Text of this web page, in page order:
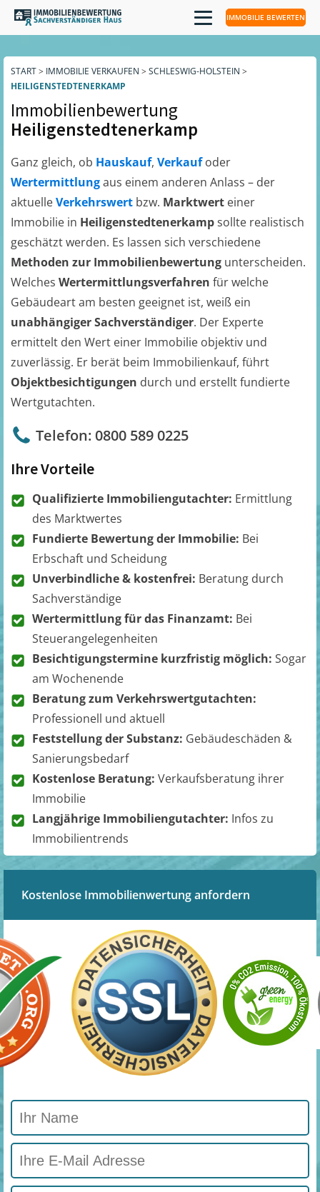
IMMOBILIE BEWERTEN
START> IMMOBILIE VERKAUFEN > SCHLESWIG-HOLSTEIN >
HEILIGENSTEDTENERKAMP
Immobilienbewertung
Heiligenstedtenerkamp
Ganz gleich, ob Hauskauf, Verkaufoder
Wertermittlungaus einem anderen Anlass – der
aktuelleVerkehrswert bzw. Marktwert einer
Immobilie in Heiligenstedtenerkampsollte realistisch
geschätzt werden. Es lassen sich verschiedene
Methoden zur Immobilienbewertung unterscheiden.
Welches Wertermittlungsverfahren für welche
Gebäudeart am besten geeignet ist, weiß ein
unabhängiger Sachverständiger. Der Experte
ermittelt den Wert einer Immobilie objektiv und
zuverlässig. Er berät beim Immobilienkauf, führt
Objektbesichtigungen durch und erstellt fundierte
Wertgutachten.
Telefon: 0800 589 0225
Ihre Vorteile
Qualifizierte Immobiliengutachter: Ermittlung
des Marktwertes
Fundierte Bewertung der Immobilie: Bei
Erbschaft und Scheidung
Unverbindliche & kostenfrei: Beratung durch
Sachverständige
Wertermittlung für das Finanzamt: Bei
Steuerangelegenheiten
Besichtigungstermine kurzfristig möglich: Sogar
am Wochenende
Beratung zum Verkehrswertgutachten:
Professionell und aktuell
Feststellung der Substanz: Gebäudeschäden &
Sanierungsbedarf
Kostenlose Beratung: Verkaufsberatung ihrer
Immobilie
Langjährige Immobiliengutachter: Infos zu
Immobilientrends
Kostenlose Immobilienwertung anfordern